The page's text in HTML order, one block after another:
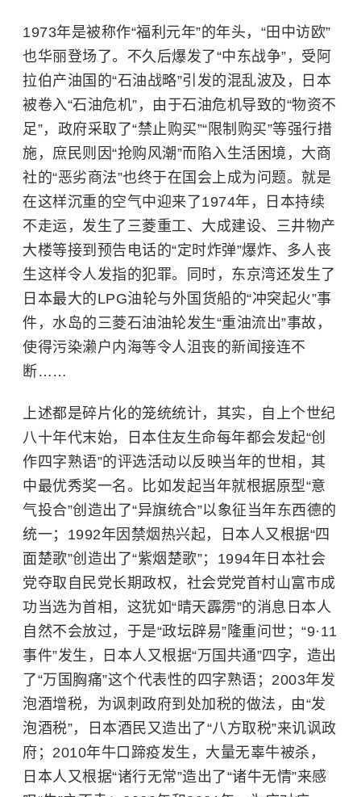
1973年是被称作“福利元年”的年头，“田中访欧”
也华丽登场了。不久后爆发了“中东战争”，受阿
拉伯产油国的“石油战略”引发的混乱波及，日本
被卷入“石油危机”，由于石油危机导致的“物资不
足”，政府采取了“禁止购买”“限制购买”等强行措
施，庶民则因“抢购风潮”而陷入生活困境，大商
社的“恶劣商法”也终于在国会上成为问题。就是
在这样沉重的空气中迎来了1974年，日本持续
不走运，发生了三菱重工、大成建设、三井物产
大楼等接到预告电话的“定时炸弹”爆炸、多人丧
生这样令人发指的犯罪。同时，东京湾还发生了
日本最大的LPG油轮与外国货船的“冲突起火”事
件，水岛的三菱石油油轮发生“重油流出”事故，
使得污染濑户内海等令人沮丧的新闻接连不
断……
上述都是碎片化的笼统统计，其实，自上个世纪
八十年代末始，日本住友生命每年都会发起“创
作四字熟语”的评选活动以反映当年的世相，其
中最优秀奖一名。比如发起当年就根据原型“意
气投合”创造出了“异旗统合”以象征当年东西德的
统一；1992年因禁烟热兴起，日本人又根据“四
面楚歌”创造出了“紫烟楚歌”；1994年日本社会
党夺取自民党长期政权，社会党党首村山富市成
功当选为首相，这犹如“晴天霹雳”的消息日本人
自然不会放过，于是“政坛辟易”隆重问世；“9·11
事件”发生，日本人又根据“万国共通”四字，造出
了“万国胸痛”这个代表性的四字熟语；2003年发
泡酒增税，为讽刺政府到处加税的做法，由“发
泡酒税”，日本酒民又造出了“八方取税”来讥讽政
府；2010年牛口蹄疫发生，大量无辜牛被杀，
日本人又根据“诸行无常”造出了“诸牛无情”来感